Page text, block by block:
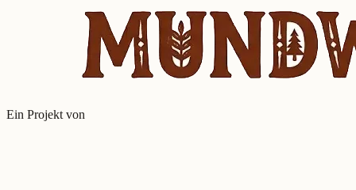
Ein Projekt von